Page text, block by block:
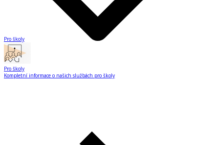
Pro školy
Pro školy
Kompletní informace o našich službách pro školy